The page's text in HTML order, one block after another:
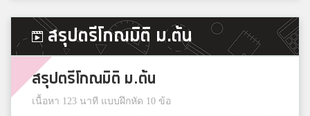
สรุปตรีโกณมิติ ม.ต้น
สรุปตรีโกณมิติ ม.ต้น
เนื้อหา 123 นาที แบบฝึกหัด 10 ข้อ